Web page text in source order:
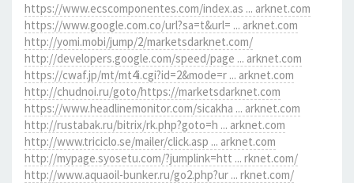
https://www.ecscomponentes.com/index.as ... arknet.com
https://www.google.com.co/url?sa=t&url= ... arknet.com
http://yomi.mobi/jump/2/marketsdarknet.com/
http://developers.google.com/speed/page ... arknet.com
https://cwaf.jp/mt/mt4i.cgi?id=2&mode=r ... arknet.com
http://chudnoi.ru/goto/https://marketsdarknet.com
https://www.headlinemonitor.com/sicakha ... arknet.com
http://rustabak.ru/bitrix/rk.php?goto=h ... arknet.com
http://www.triciclo.se/mailer/click.asp ... arknet.com
http://mypage.syosetu.com/?jumplink=htt ... rknet.com/
http://www.aquaoil-bunker.ru/go2.php?ur ... rknet.com/